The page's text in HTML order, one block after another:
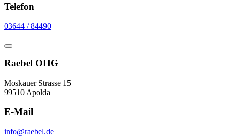
Telefon
03644 / 84490
Raebel OHG
Moskauer Strasse 15
99510 Apolda
E-Mail
info@raebel.de